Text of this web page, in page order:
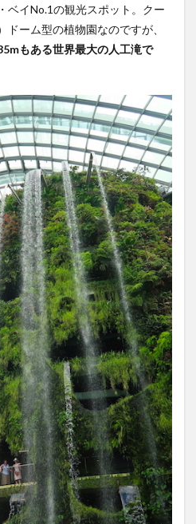
ベイNo.1の観光スポット。クー
ーム型の植物園なのですが、
もある世界最大の人工滝で